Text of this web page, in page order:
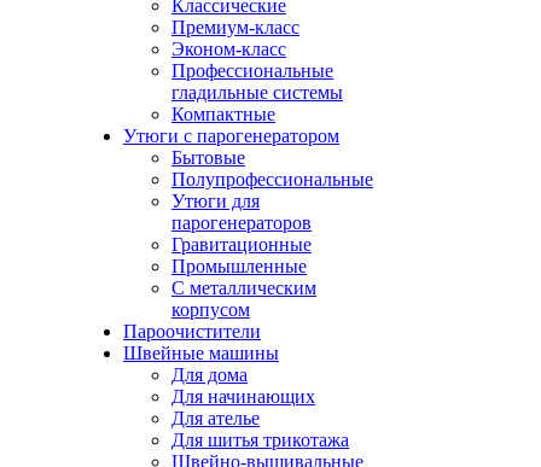
Классические
Премиум-класс
Эконом-класс
Профессиональные
гладильные системы
Компактные
Утюги с парогенератором
Бытовые
Полупрофессиональные
Утюги для
парогенераторов
Гравитационные
Промышленные
С металлическим
корпусом
Пароочистители
Швейные машины
Для дома
Для начинающих
Для ателье
Для шитья трикотажа
Швейно-вышивальные